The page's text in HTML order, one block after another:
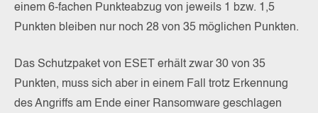
einem 6-fachen Punkteabzug von jeweils 1 bzw. 1,5
Punkten bleiben nur noch 28 von 35 möglichen Punkten.
Das Schutzpaket von ESET erhält zwar 30 von 35
Punkten, muss sich aber in einem Fall trotz Erkennung
des Angriffs am Ende einer Ransomware geschlagen